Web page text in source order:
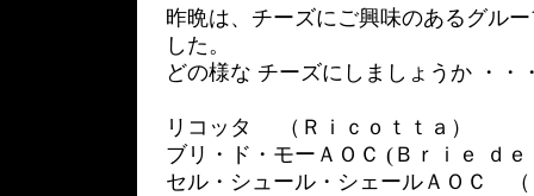
昨晩は、チーズにご興味のあるグル
した。
どの様な チーズにしましょうか ・・
リコッタ （Ｒｉｃｏｔｔａ）
ブリ・ド・モーＡＯＣ (Ｂｒｉｅ ｄ
セル・シュール・シェールＡＯＣ